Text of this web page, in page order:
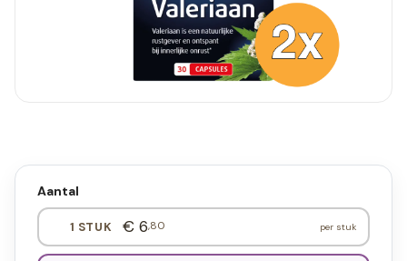
Aantal
1 STUK € 6,80 per stuk